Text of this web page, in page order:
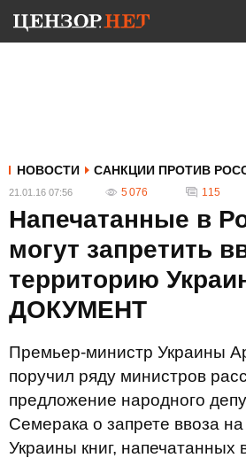
НОВОСТИ САНКЦИИ ПРОТИВ
21.01.16 07:56 5 076 115
Напечатанные в
могут запретить
территорию
ДОКУМЕНТ
Премьер-министр Украины
поручил ряду министров
предложение народного
Семерака о запрете ввоза
Украины книг, напечатанных